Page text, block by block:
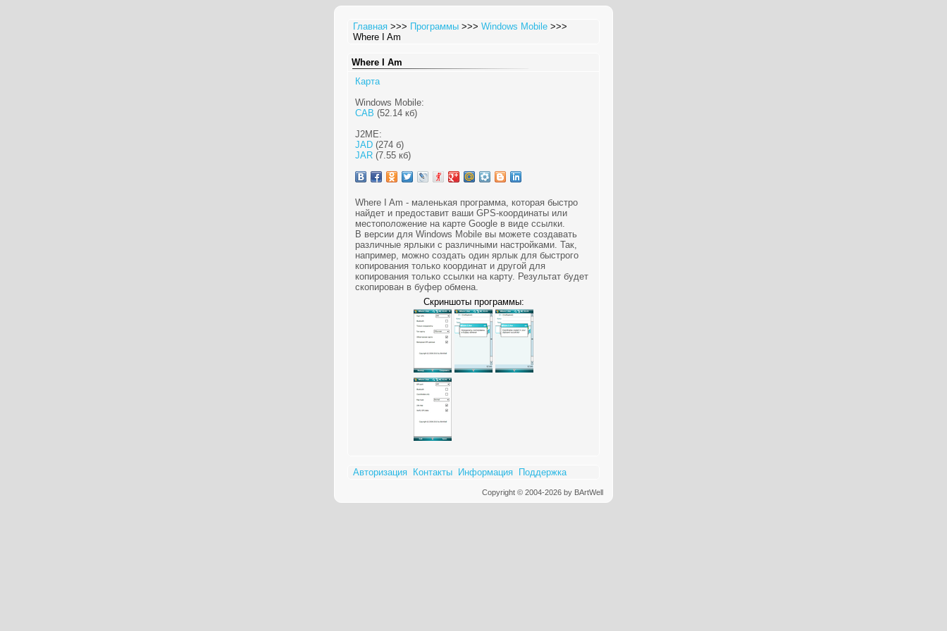
Главная >>> Программы >>> Windows Mobile >>>
Where I Am
Where I Am
Карта
Windows Mobile:
CAB (52.14 кб)
J2ME:
JAD (274 б)
JAR (7.55 кб)
Where I Am - маленькая программа, которая быстро
найдет и предоставит ваши GPS-координаты или
местоположение на карте Google в виде ссылки.
В версии для Windows Mobile вы можете создавать
различные ярлыки с различными настройками. Так,
например, можно создать один ярлык для быстрого
копирования только координат и другой для
копирования только ссылки на карту. Результат будет
скопирован в буфер обмена.
Скриншоты программы:
Авторизация Контакты Информация Поддержка
Copyright © 2004-2026 by BArtWell